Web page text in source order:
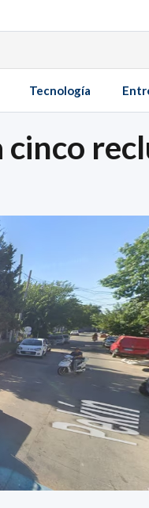
Tecnología